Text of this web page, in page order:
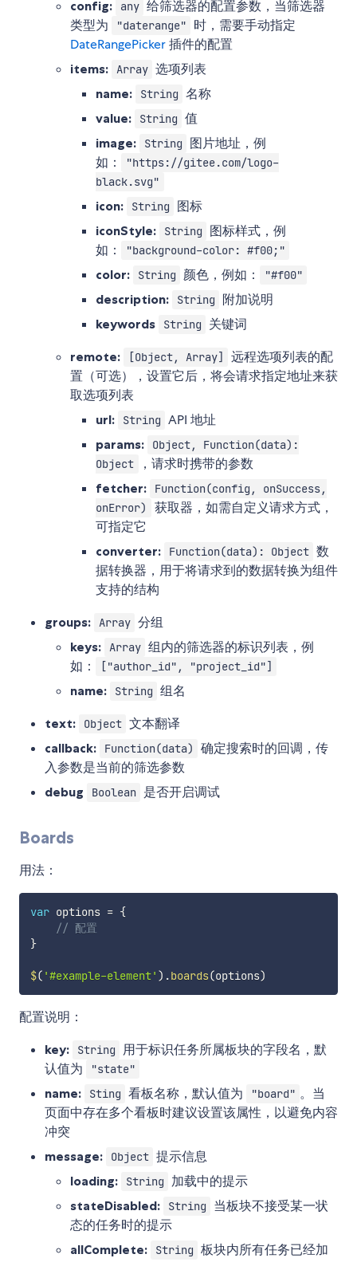
config: any 给筛选器的配置参数，当筛选器
类型为
"daterange"
时，需要手动指定
DateRangePicker插件的配置
items: Array 选项列表
name: String 名称
value: String 值
image: String
图片地址，例
如：
"https://gitee.com/logo-
black.svg"
icon: String 图标
iconStyle: String
图标样式，例
如：
"background-color: #f00;"
color: String 颜色，例如： "#f00"
description: String 附加说明
keywords String 关键词
remote: [Object, Array]
远程选项列表的配
置（可选），设置它后，将会请求指定地址来获
取选项列表
url: String API 地址
params:
Object, Function(data):
Object
，请求时携带的参数
fetcher:
Function(config, onSuccess,
onError)
获取器，如需自定义请求方式，
可指定它
converter: Function(data): Object 数
据转换器，用于将请求到的数据转换为组件
支持的结构
groups: Array 分组
keys: Array 组内的筛选器的标识列表，例
如：
["author_id", "project_id"]
name: String 组名
text: Object 文本翻译
callback: Function(data)
确定搜索时的回调，传
入参数是当前的筛选参数
debug Boolean 是否开启调试
Boards
用法：
var options = {
// 配置
}
$( '#example-element' ) .boards(options)
配置说明：
key: String
用于标识任务所属板块的字段名，默
认值为
"state"
name: Sting 看板名称，默认值为 "board" 。当
页面中存在多个看板时建议设置该属性，以避免内容
冲突
message: Object 提示信息
loading: String 加载中的提示
stateDisabled: String
当板块不接受某一状
态的任务时的提示
allComplete: String 板块内所有任务已经加